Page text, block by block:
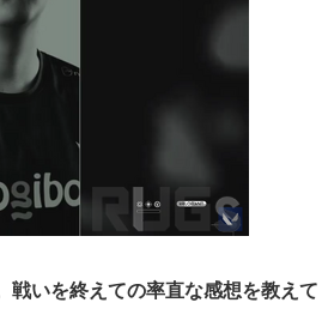
戦いを終えての率直な感想を教えて